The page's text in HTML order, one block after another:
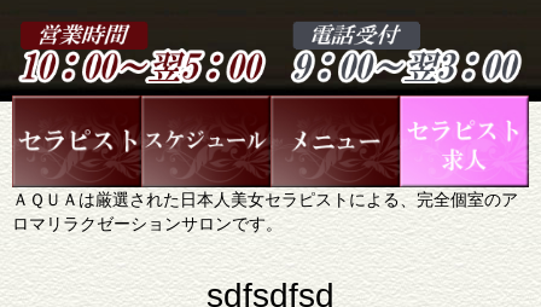
ＡＱＵＡは厳選された日本人美女セラピストによる、完全個室のア
ロマリラクゼーションサロンです。
sdfsdfsd